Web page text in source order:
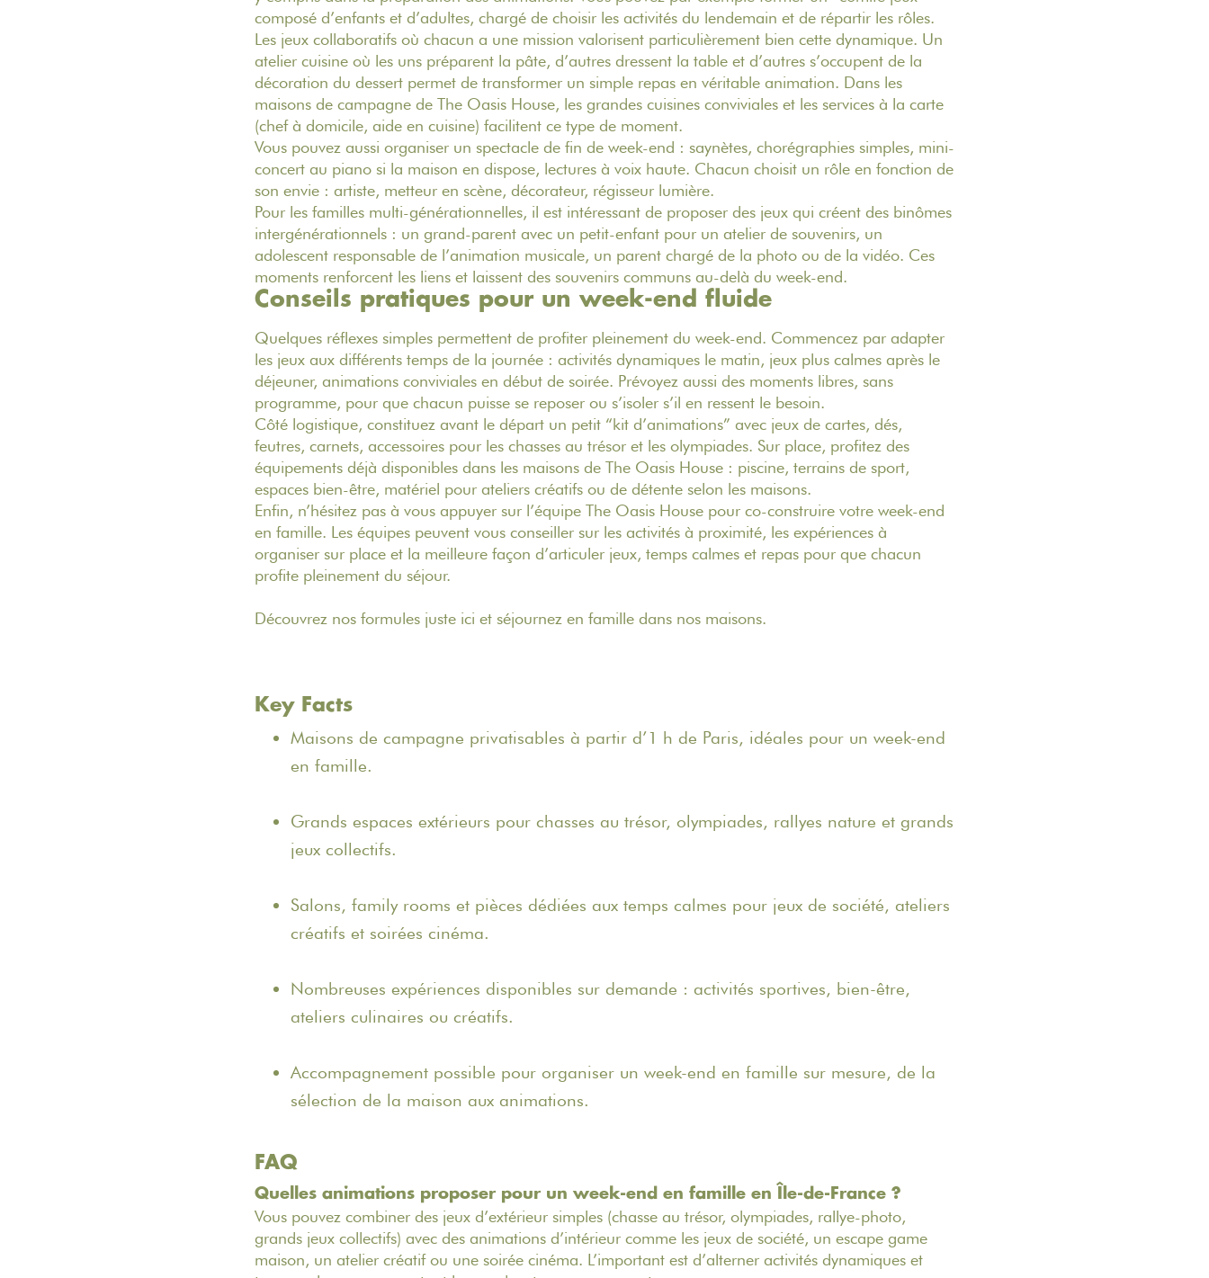
composé d’enfants et d’adultes, chargé de choisir les activités du lendemain et de répartir les rôles.
Les jeux collaboratifs où chacun a une mission valorisent particulièrement bien cette dynamique. Un
atelier cuisine où les uns préparent la pâte, d’autres dressent la table et d’autres s’occupent de la
décoration du dessert permet de transformer un simple repas en véritable animation. Dans les
maisons de campagnede The Oasis House, les grandes cuisines conviviales et les services à la carte
(chef à domicile, aide en cuisine) facilitent ce type de moment.
Vous pouvez aussi organiser un spectacle de fin de week-end : saynètes, chorégraphies simples, mini-
concert au piano si la maison en dispose, lectures à voix haute. Chacun choisit un rôle en fonction de
son envie : artiste, metteur en scène, décorateur, régisseur lumière.
Pour les familles multi-générationnelles, il est intéressant de proposer des jeux qui créent des binômes
intergénérationnels : un grand-parent avec un petit-enfant pour un atelier de souvenirs, un
adolescent responsable de l’animation musicale, un parent chargé de la photo ou de la vidéo. Ces
moments renforcent les liens et laissent des souvenirs communs au-delà du week-end.
Conseils pratiques pour un week-end fluide
Quelques réflexes simples permettent de profiter pleinement du week-end. Commencez par adapter
les jeux aux différents temps de la journée : activités dynamiques le matin, jeux plus calmes après le
déjeuner, animations conviviales en début de soirée. Prévoyez aussi des moments libres, sans
programme, pour que chacun puisse se reposer ou s’isoler s’il en ressent le besoin.
Côté logistique, constituez avant le départ un petit “kit d’animations” avec jeux de cartes, dés,
feutres, carnets, accessoires pour les chasses au trésor et les olympiades. Sur place, profitez des
équipements déjà disponibles dans les maisons de The Oasis House : piscine, terrains de sport,
espaces bien-être, matériel pour ateliers créatifs ou de détente selon les maisons.
Enfin, n’hésitez pas à vous appuyer sur l’équipe The Oasis House pour co-construire votre week-end
en famille. Les équipes peuvent vous conseiller sur les activités à proximité, les expériences à
organiser sur place et la meilleure façon d’articuler jeux, temps calmes et repas pour que chacun
profite pleinement du séjour.
Découvrez nos formules juste ici et séjournez en famille dans nos maisons.
Key Facts
Maisons de campagne privatisables à partir d’1 h de Paris, idéales pour un week-end
en famille.
Grands espaces extérieurs pour chasses au trésor, olympiades, rallyes nature et grands
jeux collectifs.
Salons, family rooms et pièces dédiées aux temps calmes pour jeux de société, ateliers
créatifs et soirées cinéma.
Nombreuses expériences disponibles sur demande : activités sportives, bien-être,
ateliers culinaires ou créatifs.
Accompagnement possible pour organiser un week-end en famille sur mesure, de la
sélection de la maison aux animations.
FAQ
Quelles animations proposer pour un week-end en famille en Île-de-France ?
Vous pouvez combiner des jeux d’extérieur simples (chasse au trésor, olympiades, rallye-photo,
grands jeux collectifs) avec des animations d’intérieur comme les jeux de société, un escape game
maison, un atelier créatif ou une soirée cinéma. L’important est d’alterner activités dynamiques et